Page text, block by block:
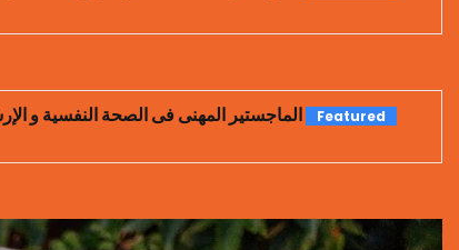
Featured الماجستير المهنى فى الصحة النفسية و